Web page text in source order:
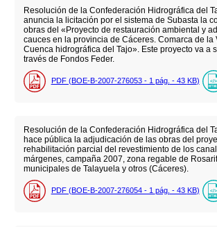
Resolución de la Confederación Hidrográfica del
anuncia la licitación por el sistema de Subasta la
obras del «Proyecto de restauración ambiental y
cauces en la provincia de Cáceres. Comarca de la
Cuenca hidrográfica del Tajo». Este proyecto va a
través de Fondos Feder.
PDF (BOE-B-2007-276053 - 1 pág. - 43 KB)
Resolución de la Confederación Hidrográfica del
hace pública la adjudicación de las obras del
rehabilitación parcial del revestimiento de los
márgenes, campaña 2007, zona regable de
municipales de Talayuela y otros (Cáceres).
PDF (BOE-B-2007-276054 - 1 pág. - 43 KB)